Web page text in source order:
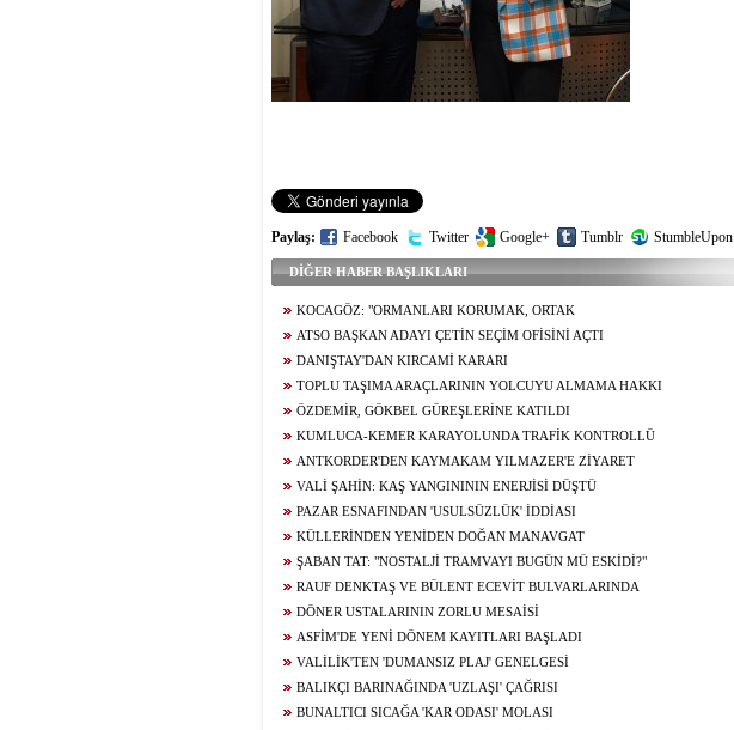
Paylaş: Facebook Twitter Google+ Tumblr StumbleUpon
DİĞER HABER BAŞLIKLARI
KOCAGÖZ: "ORMANLARI KORUMAK, ORTAK
SORUMLULUĞUMUZ"
ATSO BAŞKAN ADAYI ÇETİN SEÇİM OFİSİNİ AÇTI
DANIŞTAY'DAN KIRCAMİ KARARI
TOPLU TAŞIMA ARAÇLARININ YOLCUYU ALMAMA HAKKI
YOKÖZDEMİR, GÖKBEL GÜREŞLERİNE KATILDI
KUMLUCA-KEMER KARAYOLUNDA TRAFİK KONTROLLÜ
OLARAK AÇILDI
ANTKORDER'DEN KAYMAKAM YILMAZER'E ZİYARET
VALİ ŞAHİN: KAŞ YANGINININ ENERJİSİ DÜŞTÜ
PAZAR ESNAFINDAN 'USULSÜZLÜK' İDDİASI
KÜLLERİNDEN YENİDEN DOĞAN MANAVGAT
ŞABAN TAT: "NOSTALJİ TRAMVAYI BUGÜN MÜ ESKİDİ?"
RAUF DENKTAŞ VE BÜLENT ECEVİT BULVARLARINDA
ASFALT ÇALIŞMASI
DÖNER USTALARININ ZORLU MESAİSİ
ASFİM'DE YENİ DÖNEM KAYITLARI BAŞLADI
VALİLİK'TEN 'DUMANSIZ PLAJ' GENELGESİ
BALIKÇI BARINAĞINDA 'UZLAŞI' ÇAĞRISI
BUNALTICI SICAĞA 'KAR ODASI' MOLASI